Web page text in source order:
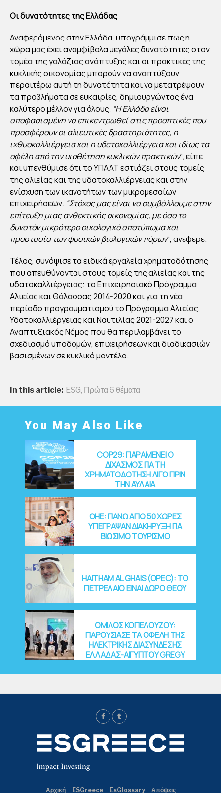
ΜΠ
ΛΕ
ΟΝ
ΟΜ
ΙΑΣ
By
Στέλλα
Αυγου
στάκη
Publish
ed
Οι δυνατότητες της Ελλάδας
Αναφερόμενος στην Ελλάδα, υπογράμμισε πως η
χώρα μας έχει αναμφίβολα μεγάλες δυνατότητες στον
τομέα της γαλάζιας ανάπτυξης και οι πρακτικές της
κυκλικής οικονομίας μπορούν να αναπτύξουν
περαιτέρω αυτή τη δυνατότητα και να μετατρέψουν
τα προβλήματα σε ευκαιρίες, δημιουργώντας ένα
καλύτερο μέλλον για όλους. “Η Ελλάδα είναι
αποφασισμένη να επικεντρωθεί στις προοπτικές που
προσφέρουν οι αλιευτικές δραστηριότητες, η
ιχθυοκαλλιέργεια και η υδατοκαλλιέργεια και ιδίως τα
οφέλη από την υιοθέτηση κυκλικών πρακτικών“, είπε
και υπενθύμισε ότι το ΥΠΑΑΤ εστιάζει στους τομείς
της αλιείας και της υδατοκαλλιέργειας και στην
ενίσχυση των ικανοτήτων των μικρομεσαίων
επιχειρήσεων. “Στόχος μας είναι να συμβάλλουμε στην
επίτευξη μιας ανθεκτικής οικονομίας, με όσο το
δυνατόν μικρότερο οικολογικό αποτύπωμα και
προστασία των φυσικών βιολογικών πόρων“, ανέφερε.
Τέλος, συνόψισε τα ειδικά εργαλεία χρηματοδότησης
που απευθύνονται στους τομείς της αλιείας και της
υδατοκαλλιέργειας: το Επιχειρησιακό Πρόγραμμα
Αλιείας και Θάλασσας 2014-2020 και για τη νέα
περίοδο προγραμματισμού το Πρόγραμμα Αλιείας,
Υδατοκαλλιέργειας και Ναυτιλίας 2021-2027 και ο
Αναπτυξιακός Νόμος που θα περιλαμβάνει το
σχεδιασμό υποδομών, επιχειρήσεων και διαδικασιών
βασισμένων σε κυκλικό μοντέλο.
In this article: ESG, Πρώτα 6 θέματα
You May Also Like
COP29: ΠΑΡΑΜΕΝΕΙ Ο
ΔΙΧΑΣΜΟΣ ΓΙΑ ΤΗ
ΧΡΗΜΑΤΟΔΟΤΗΣΗ ΛΙΓΟ ΠΡΙΝ
ΤΗΝ ΑΥΛΑΙΑ
OHE: ΠΑΝΩ ΑΠΟ 50 ΧΩΡΕΣ
ΥΠΕΓΡΑΨΑΝ ΔΙΑΚΗΡΥΞΗ ΓΙΑ
ΒΙΩΣΙΜΟ ΤΟΥΡΙΣΜΟ
HAITHAM AL GHAIS (OPEC): ΤΟ
ΠΕΤΡΕΛΑΙΟ ΕΙΝΑΙ ΔΩΡΟ ΘΕΟΥ
ΟΜΙΛΟΣ ΚΟΠΕΛΟΥΖΟΥ:
ΠΑΡΟΥΣΙΑΣΕ ΤΑ ΟΦΕΛΗ ΤΗΣ
ΗΛΕΚΤΡΙΚΗΣ ΔΙΑΣΥΝΔΕΣΗΣ
ΕΛΛΑΔΑΣ-ΑΙΓΥΠΤΟΥ GREGY
Αρχική ESGreece EsGlossary Απόψεις